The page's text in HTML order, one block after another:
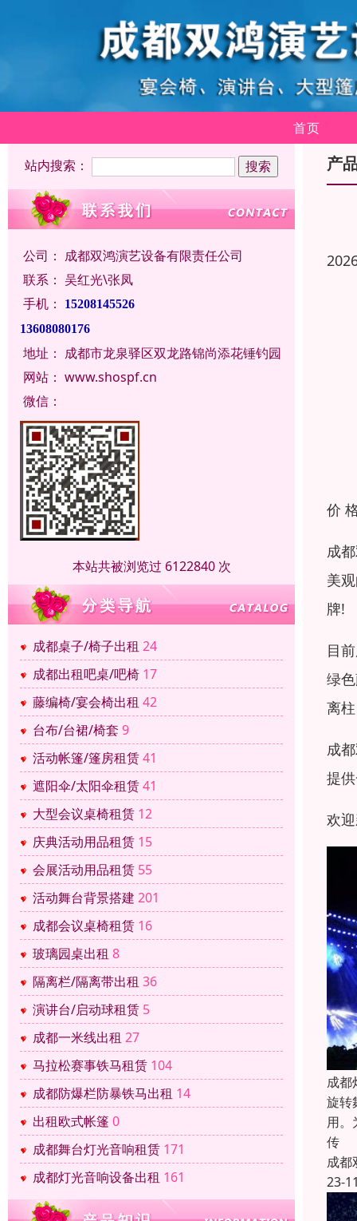
首页
站内搜索：
公司： 成都双鸿演艺设备有限责任公司
联系： 吴红光\张凤
手机：
15208145526
13608080176
地址： 成都市龙泉驿区双龙路锦尚添花锤钓园
网站： www.shospf.cn
微信：
本站共被浏览过 6122840 次
成都桌子/椅子出租 24
成都出租吧桌/吧椅 17
藤编椅/宴会椅出租 42
台布/台裙/椅套 9
活动帐篷/篷房租赁41
遮阳伞/太阳伞租赁41
大型会议桌椅租赁 12
庆典活动用品租赁 15
会展活动用品租赁 55
活动舞台背景搭建 201
成都会议桌椅租赁 16
玻璃园桌出租 8
隔离栏/隔离带出租 36
演讲台/启动球租赁 5
成都一米线出租 27
马拉松赛事铁马租赁 104
成都防爆栏防暴铁马出租 14
出租欧式帐篷 0
成都舞台灯光音响租赁 171
成都灯光音响设备出租 161
产
价
成
美
牌!
目
绿
离
成
提
欢
成都
旋转
用。
传
成都
23-